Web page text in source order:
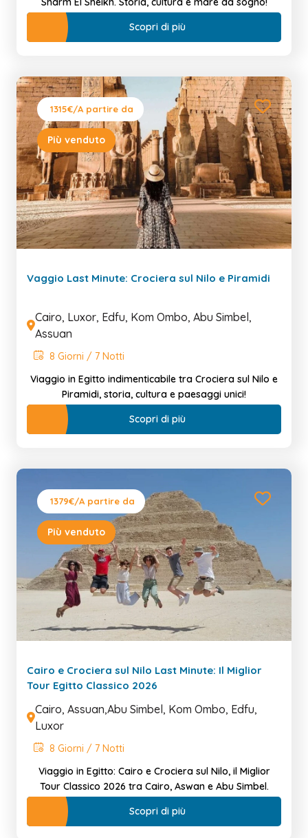
Scopri di più
1315€/A partire da
Più venduto
Vaggio Last Minute: Crociera sul Nilo e Piramidi
Cairo, Luxor, Edfu, Kom Ombo, Abu Simbel,
Assuan
8 Giorni / 7 Notti
Viaggio in Egitto indimenticabile tra Crociera sul Nilo e
Piramidi, storia, cultura e paesaggi unici!
Scopri di più
1379€/A partire da
Più venduto
Cairo e Crociera sul Nilo Last Minute: Il Miglior
Tour Egitto Classico 2026
Cairo, Assuan,Abu Simbel, Kom Ombo, Edfu,
Luxor
8 Giorni / 7 Notti
Viaggio in Egitto: Cairo e Crociera sul Nilo, il Miglior
Tour Classico 2026 tra Cairo, Aswan e Abu Simbel.
Scopri di più